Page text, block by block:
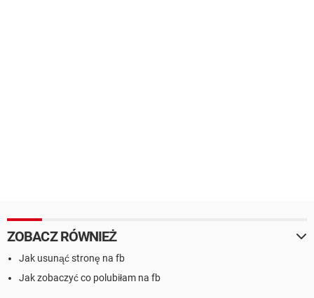
ZOBACZ RÓWNIEŻ
Jak usunąć stronę na fb
Jak zobaczyć co polubiłam na fb